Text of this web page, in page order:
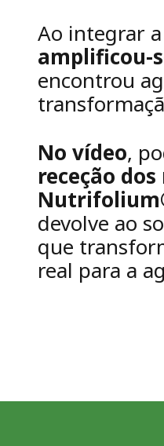
Ao integrar
amplificou-
encontrou
No vídeo,
receção
devolve ao
que
real para a